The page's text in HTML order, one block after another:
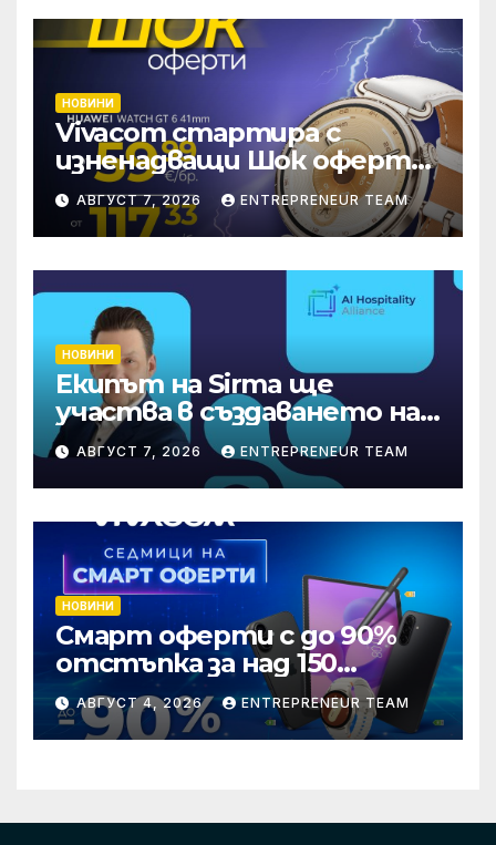
НОВИНИ
Vivacom стартира с
изненадващи Шок оферти
през август онлайн
АВГУСТ 7, 2026 ENTREPRENEUR TEAM
НОВИНИ
Екипът на Sirma ще
участва в създаването на
международните
стандарти за навлизане на
изкуствен интелект в
хотелиерството
АВГУСТ 7, 2026 ENTREPRENEUR TEAM
НОВИНИ
Смарт оферти с до 90%
отстъпка за над 150
устройства от Vivacom
през август
АВГУСТ 4, 2026 ENTREPRENEUR TEAM